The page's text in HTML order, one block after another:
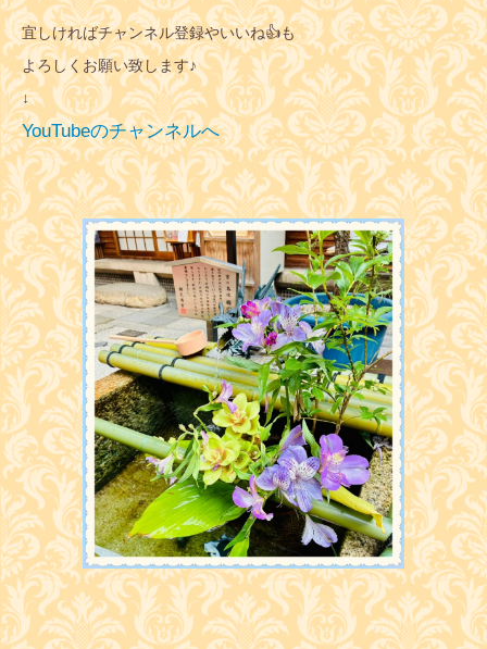
宜しければチャンネル登録やいいね👍も
よろしくお願い致します♪
↓
YouTubeのチャンネルへ